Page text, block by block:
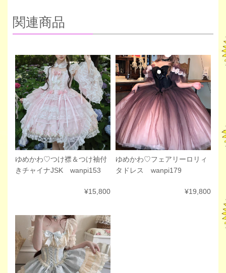
関連商品
ゆめかわ♡つけ襟＆つけ袖付
きチャイナJSK wanpi153
¥15,800
ゆめかわ♡フェアリーロリィ
タドレス wanpi179
¥19,800